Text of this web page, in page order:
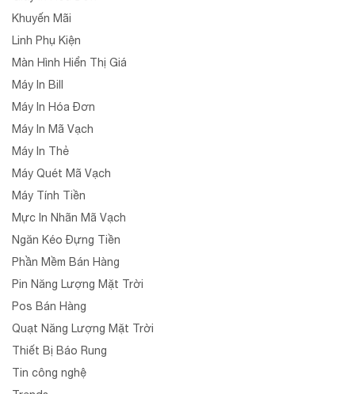
Khuyến Mãi
Linh Phụ Kiện
Màn Hình Hiển Thị Giá
Máy In Bill
Máy In Hóa Đơn
Máy In Mã Vạch
Máy In Thẻ
Máy Quét Mã Vạch
Máy Tính Tiền
Mực In Nhãn Mã Vạch
Ngăn Kéo Đựng Tiền
Phần Mềm Bán Hàng
Pin Năng Lượng Mặt Trời
Pos Bán Hàng
Quạt Năng Lượng Mặt Trời
Thiết Bị Báo Rung
Tin công nghệ